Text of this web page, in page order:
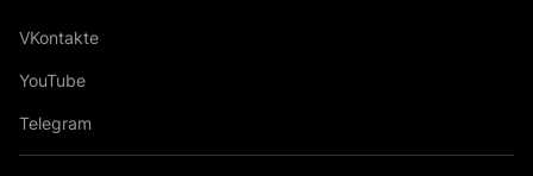
VKontakte
YouTube
Telegram